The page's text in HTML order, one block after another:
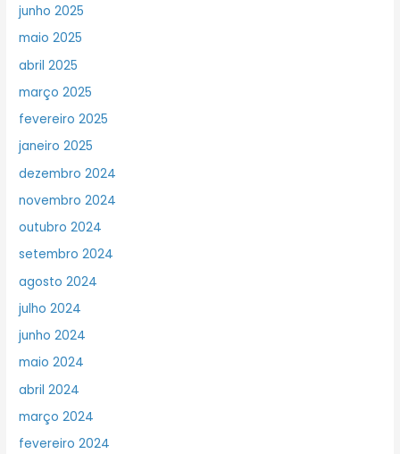
junho 2025
maio 2025
abril 2025
março 2025
fevereiro 2025
janeiro 2025
dezembro 2024
novembro 2024
outubro 2024
setembro 2024
agosto 2024
julho 2024
junho 2024
maio 2024
abril 2024
março 2024
fevereiro 2024